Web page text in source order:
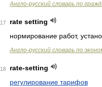
Англо-русский словарь по
17
rate setting
нормирование работ,
Англо-русский словарь по
18
rate-setting
регулирование тарифов